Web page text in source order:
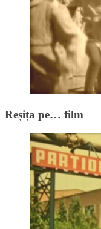
Reșița pe… film